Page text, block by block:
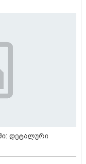
დეტალური